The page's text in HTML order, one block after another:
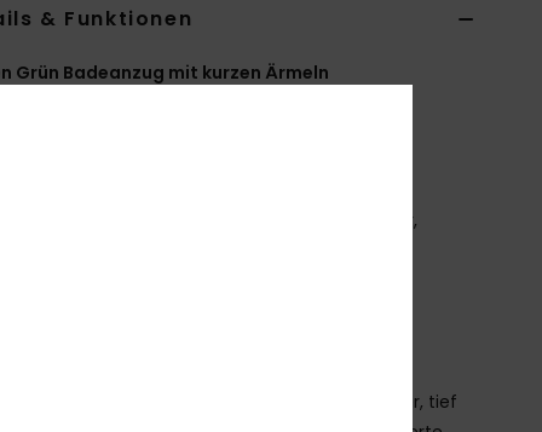
& Funktionen
Grün Badeanzug mit kurzen Ärmeln
Weicher, widerstandsfähiger,
Schlichter, runder Ausschnitt vorne und ein offener, tief